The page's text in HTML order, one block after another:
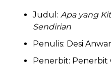
Judul: Apa yang
Sendirian
Penulis: Desi Anwar
Penerbit: Penerbit